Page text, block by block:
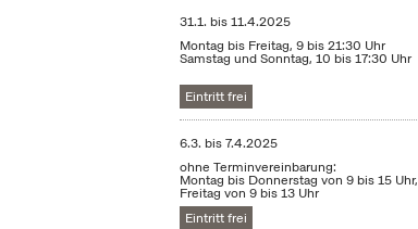
31.1. bis11.4.2025
Montag bis Freitag, 9 bis 21:30 Uhr
Samstag und Sonntag, 10 bis 17:30 Uhr
Eintritt frei
6.3. bis7.4.2025
ohne Terminvereinbarung:
Montag bis Donnerstag von 9 bis 15 Uhr,
Freitag von 9 bis 13 Uhr
Eintritt frei